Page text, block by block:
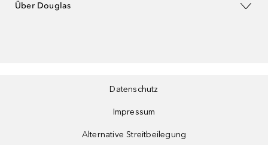
Über Douglas
Datenschutz
Impressum
Alternative Streitbeilegung